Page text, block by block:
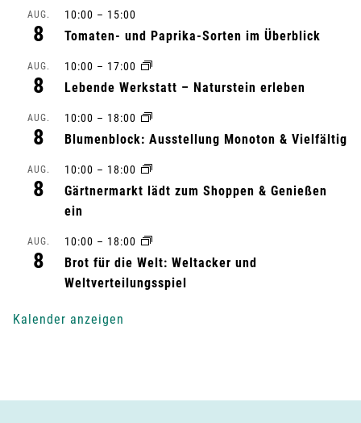
a
AUG.
8
10:00 – 15:00
Tomaten- und Paprika-Sorten im Überblick
AUG.
8
10:00 – 17:00
Lebende Werkstatt – Naturstein erleben
AUG.
8
10:00 – 18:00
Blumenblock: Ausstellung Monoton & Vielfältig
AUG.
8
10:00 – 18:00
Gärtnermarkt lädt zum Shoppen & Genießen
ein
AUG.
8
10:00 – 18:00
Brot für die Welt: Weltacker und
Weltverteilungsspiel
Kalender anzeigen